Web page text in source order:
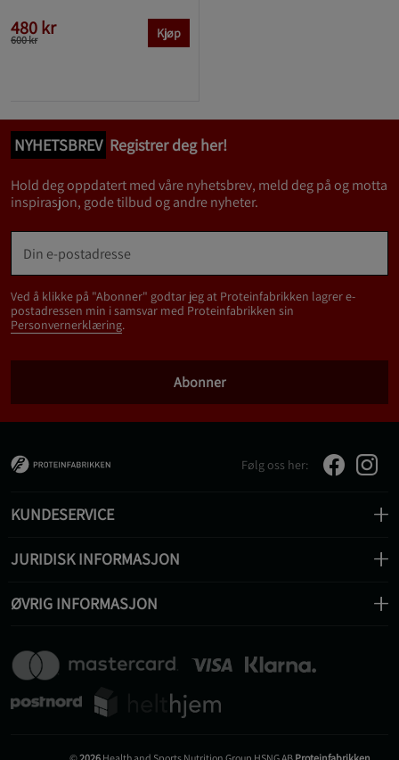
480 kr
600 kr Kjøp
NYHETSBREV Registrer deg her!
Hold deg oppdatert med våre nyhetsbrev, meld deg på og motta
inspirasjon, gode tilbud og andre nyheter.
Ved å klikke på "Abonner" godtar jeg at Proteinfabrikken lagrer e-
postadressen min i samsvar med Proteinfabrikken sin
Personvernerklæring.
Abonner
Følg oss her:
KUNDESERVICE
JURIDISK INFORMASJON
ØVRIG INFORMASJON